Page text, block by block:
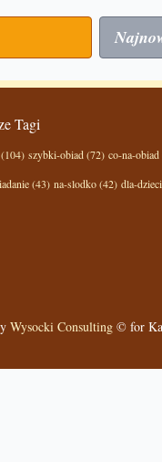
Tagi
szybki-obiad (72) co-na-
(43) na-slodko (42) dla-
Wysocki Consulting© for